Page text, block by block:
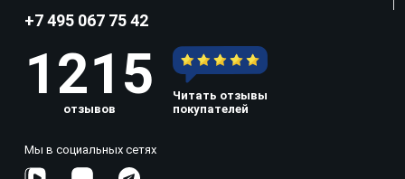
+7 495 067 75 42
1215
отзывов
Читать отзывы
покупателей
Мы в социальных сетях